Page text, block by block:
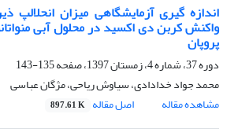
اندازه‏ گیری آزمایشگاهی میزان انحلال‏پ
واکنش کربن دی ‏اکسید در محلول آبی
پروپان
دوره 37، شماره 4، زمستان 1397، صفحه
135-143
محمد جواد خدادادی، سیاوش ریاحی، مژگان عباسی
مشاهده مقاله
اصل مقاله 897.61 K